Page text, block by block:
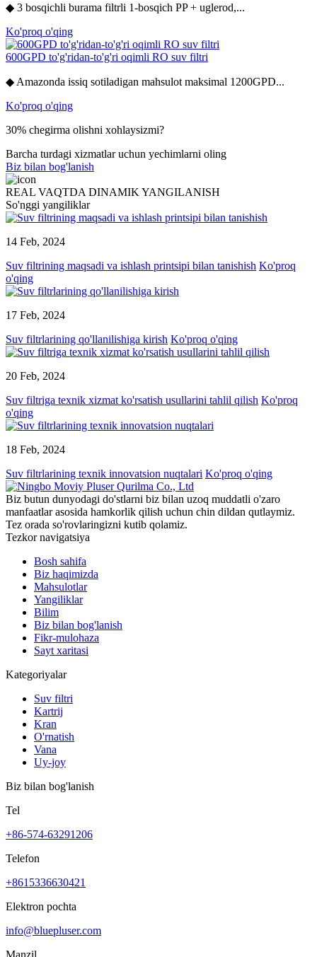
◆ 3 bosqichli burama filtrli 1-bosqich PP + uglerod,...
Ko'proq o'qing
600GPD to'g'ridan-to'g'ri oqimli RO suv filtri
◆ Amazonda issiq sotiladigan mahsulot maksimal 1200GPD...
Ko'proq o'qing
30% chegirma olishni xohlaysizmi?
Barcha turdagi xizmatlar uchun yechimlarni oling
Biz bilan bog'lanish
REAL VAQTDA DINAMIK YANGILANISH
So'nggi yangiliklar
14 Feb, 2024
Suv filtrining maqsadi va ishlash printsipi bilan tanishish Ko'proq
o'qing
17 Feb, 2024
Suv filtrlarining qo'llanilishiga kirish Ko'proq o'qing
20 Feb, 2024
Suv filtriga texnik xizmat ko'rsatish usullarini tahlil qilish Ko'proq
o'qing
18 Feb, 2024
Suv filtrlarining texnik innovatsion nuqtalari Ko'proq o'qing
Biz butun dunyodagi do'stlarni biz bilan uzoq muddatli o'zaro
manfaatlar asosida hamkorlik qilish uchun chin dildan qutlaymiz.
Tez orada so'rovlaringizni kutib qolamiz.
Tezkor navigatsiya
Bosh sahifa
Biz haqimizda
Mahsulotlar
Yangiliklar
Bilim
Biz bilan bog'lanish
Fikr-mulohaza
Sayt xaritasi
Kategoriyalar
Suv filtri
Kartrij
Kran
O'rnatish
Vana
Uy-joy
Biz bilan bog'lanish
Tel
+86-574-63291206
Telefon
+8615336630421
Elektron pochta
info@bluepluser.com
Manzil